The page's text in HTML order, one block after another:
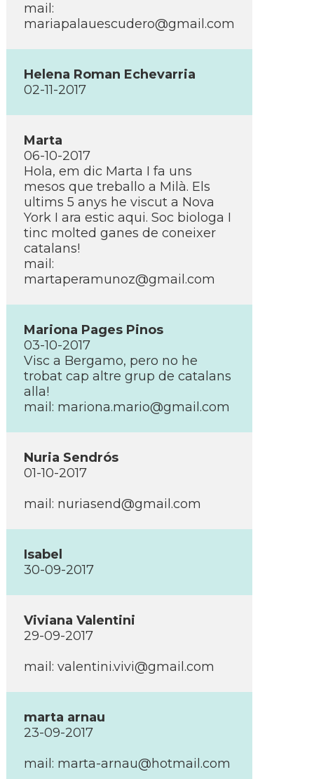
mail:
mariapalauescudero@gmail.com
Helena Roman Echevarria
02-11-2017
Marta
06-10-2017
Hola, em dic Marta I fa uns
mesos que treballo a Milà. Els
ultims 5 anys he viscut a Nova
York I ara estic aqui. Soc biologa I
tinc molted ganes de coneixer
catalans!
mail:
martaperamunoz@gmail.com
Mariona Pages Pinos
03-10-2017
Visc a Bergamo, pero no he
trobat cap altre grup de catalans
alla!
mail: mariona.mario@gmail.com
Nuria Sendrós
01-10-2017
mail: nuriasend@gmail.com
Isabel
30-09-2017
Viviana Valentini
29-09-2017
mail: valentini.vivi@gmail.com
marta arnau
23-09-2017
mail: marta-arnau@hotmail.com